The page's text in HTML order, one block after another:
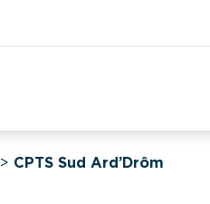
CPTS Démographie
> CPTS Sud Ard’Drôm